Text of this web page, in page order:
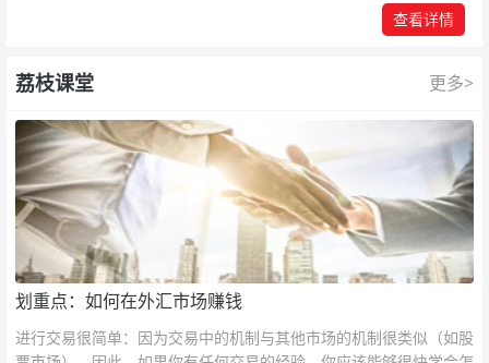
查看详情
荔枝课堂 更多>
划重点：如何在外汇市场赚钱
进行交易很简单：因为交易中的机制与其他市场的机制很类似（如股